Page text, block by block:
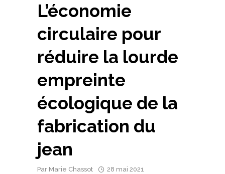
L’économie
circulaire pour
réduire la lourde
empreinte
écologique de la
fabrication du
jean
Par Marie Chassot 28 mai 2021